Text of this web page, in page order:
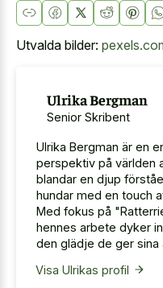
Utvalda bilder:
Ulrika Bergman
Senior Skribent
Ulrika Bergman är en
perspektiv på världen
blandar en djup
hundar med en touch
Med fokus på
hennes arbete dyker
den glädje de ger sina
Visa Ulrikas profil